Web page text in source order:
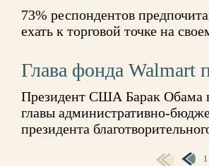
73% респондентов
ехать к торговой точке на
Глава фонда Walmart
Президент США Барак Обама
главы административно-
президента
1